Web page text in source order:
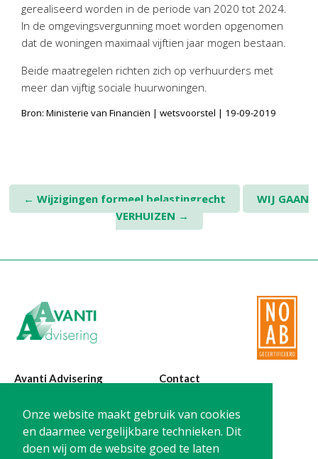
Onze website maakt gebruik van cookies
en daarmee vergelijkbare technieken. Dit
doen wij om de website goed te laten
Handige links
Downloads
Contact
AvantiOnline
Visionplanner – Rapportage
Klantenportaal – Online dossiers
Online Salaris – Salarissen
gerealiseerd worden in de periode van 2020 tot 2024.
In de omgevingsvergunning moet worden opgenomen
dat de woningen maximaal vijftien jaar mogen bestaan.
Beide maatregelen richten zich op verhuurders met
meer dan vijftig sociale huurwoningen.
Bron: Ministerie van Financiën | wetsvoorstel | 19-09-2019
Post
← Wijzigingen formeel belastingrecht
WIJ GAAN
VERHUIZEN →
Avanti Advisering
Poelstraat 4
1441 RR Purmerend
Contact
T: 0299-420870
@:
info@avanti-
advisering.nl